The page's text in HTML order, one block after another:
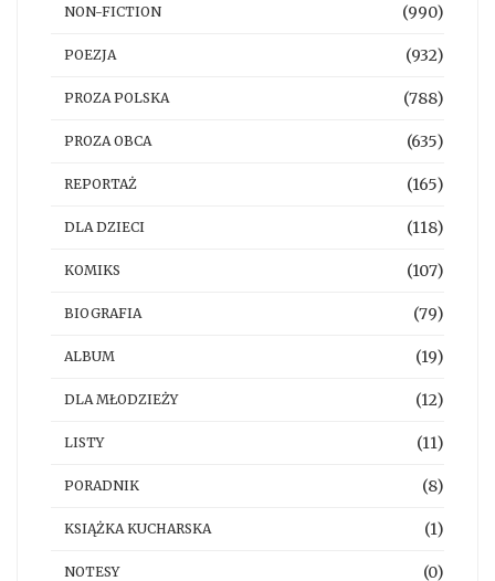
NON-FICTION (990)
POEZJA (932)
PROZA POLSKA (788)
PROZA OBCA (635)
REPORTAŻ (165)
DLA DZIECI (118)
KOMIKS (107)
BIOGRAFIA (79)
ALBUM (19)
DLA MŁODZIEŻY (12)
LISTY (11)
PORADNIK (8)
KSIĄŻKA KUCHARSKA (1)
NOTESY (0)